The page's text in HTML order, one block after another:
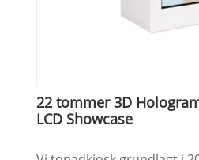
22 tommer 3D
LCD Showcase